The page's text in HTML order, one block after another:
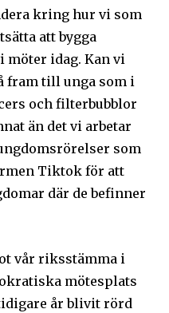
kring hur vi som
att bygga
möter idag. Kan vi
fram till unga som i
och filterbubblor
än det vi arbetar
som
Tiktok för att
där de befinner
vår riksstämma i
mötesplats
år blivit rörd